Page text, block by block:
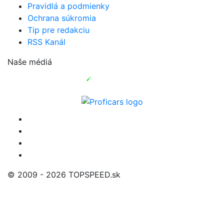
Pravidlá a podmienky
Ochrana súkromia
Tip pre redakciu
RSS Kanál
Naše médiá
© 2009 - 2026 TOPSPEED.sk